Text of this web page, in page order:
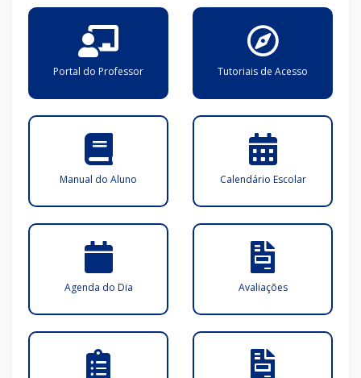
Portal do Professor Tutoriais de Acesso
Manual do Aluno Calendário Escolar
Agenda do Dia Avaliações